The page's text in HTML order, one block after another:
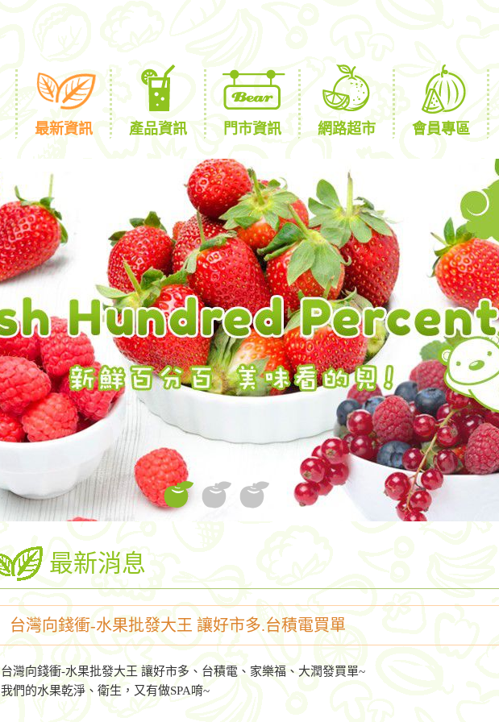
最新資訊 產品資訊 門市資訊 網路超市 會員專區
最新消息
台灣向錢衝-水果批發大王 讓好市多.台積電買單
台灣向錢衝-水果批發大王 讓好市多、台積電、家樂福、大潤發買單~
我們的水果乾淨、衛生，又有做SPA唷~